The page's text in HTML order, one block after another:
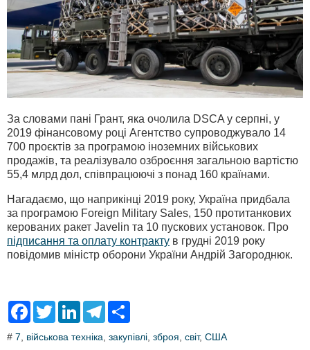
За словами пані Грант, яка очолила DSCA у серпні, у
2019 фінансовому році Агентство супроводжувало 14
700 проєктів за програмою іноземних військових
продажів, та реалізувало озброєння загальною вартістю
55,4 млрд дол, співпрацюючі з понад 160 країнами.
Нагадаємо, що наприкінці 2019 року, Україна придбала
за програмою Foreign Military Sales, 150 протитанкових
керованих ракет Javelin та 10 пускових установок. Про
підписання та оплату контракту в грудні 2019 року
повідомив міністр оборони України Андрій Загороднюк.
F
e
T
t
L
k
T
e
r
# 7 військова техніка закупівлі зброя світ, США